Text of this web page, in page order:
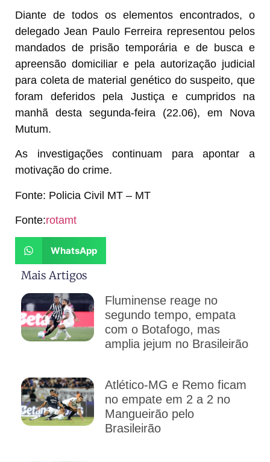
Diante de todos os elementos encontrados, o
delegado Jean Paulo Ferreira representou pelos
mandados de prisão temporária e de busca e
apreensão domiciliar e pela autorização judicial
para coleta de material genético do suspeito, que
foram deferidos pela Justiça e cumpridos na
manhã desta segunda-feira (22.06), em Nova
Mutum.
As investigações continuam para apontar a
motivação do crime.
Fonte: Policia Civil MT – MT
Fonte:rotamt
WhatsApp
Mais Artigos
Fluminense reage no
segundo tempo, empata
com o Botafogo, mas
amplia jejum no Brasileirão
Atlético-MG e Remo ficam
no empate em 2 a 2 no
Mangueirão pelo
Brasileirão